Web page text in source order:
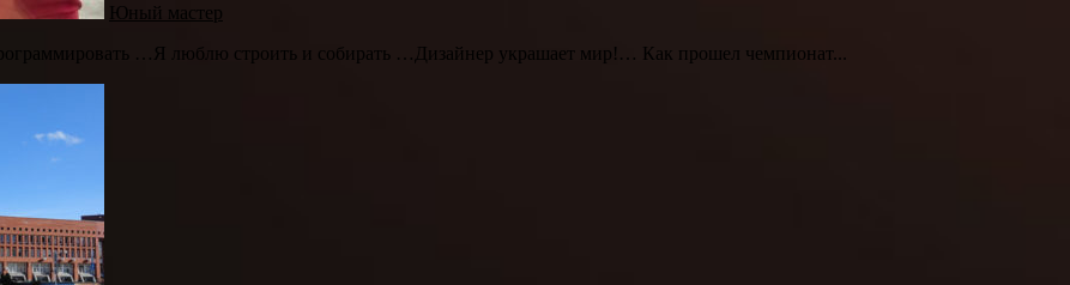
Юный мастер
…Я люблю строить и собирать …Дизайнер украшает мир!… Как прошел чемпионат...